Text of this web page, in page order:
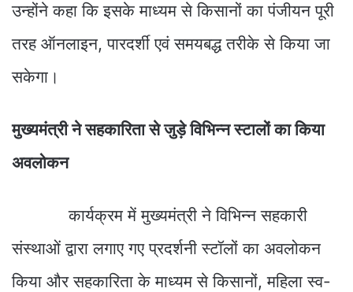
उन्होंने कहा कि इसके माध्यम से किसानों का पंजीयन पूरी
तरह ऑनलाइन, पारदर्शी एवं समयबद्ध तरीके से किया जा
सकेगा।
मुख्यमंत्री ने सहकारिता से जुड़े विभिन्न स्टालों का किया
अवलोकन
कार्यक्रम में मुख्यमंत्री ने विभिन्न सहकारी
संस्थाओं द्वारा लगाए गए प्रदर्शनी स्टॉलों का अवलोकन
किया और सहकारिता के माध्यम से किसानों, महिला स्व-